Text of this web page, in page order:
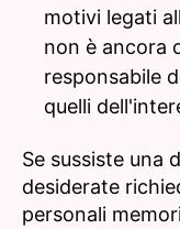
motivi legati
non è ancora
responsabile
quelli
Se sussiste una
desiderate
personali